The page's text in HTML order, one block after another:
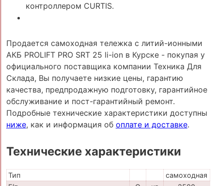
контроллером CURTIS.
Продается самоходная тележка с литий-ионными
АКБ PROLIFT PRO SRT 25 li-ion в Курске - покупая у
официального поставщика компании Техника Для
Склада, Вы получаете низкие цены, гарантию
качества, предпродажную подготовку, гарантийное
обслуживание и пост-гарантийный ремонт.
Подробные технические характеристики доступны
ниже, как и информация об оплате и доставке.
Технические характеристики
Тип
самоходная